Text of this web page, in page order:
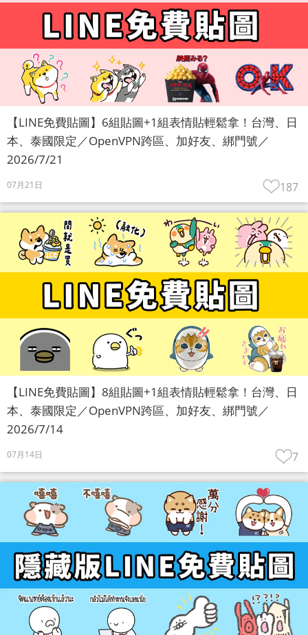
【LINE免費貼圖】6組貼圖+1組表情貼輕鬆拿！台灣、日
本、泰國限定／OpenVPN跨區、加好友、綁門號／
2026/7/21
07月21日 187
【LINE免費貼圖】8組貼圖+1組表情貼輕鬆拿！台灣、日
本、泰國限定／OpenVPN跨區、加好友、綁門號／
2026/7/14
07月14日 7